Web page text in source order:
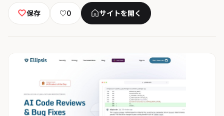
保存 ♡0 サイトを開く